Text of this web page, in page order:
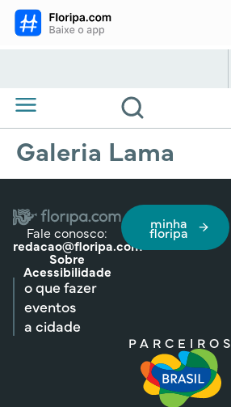
Galeria Lama
Fale conosco:
redacao@floripa.com
Sobre
Acessibilidade
minha
floripa
o que fazer
eventos
a cidade
PARCEIROS